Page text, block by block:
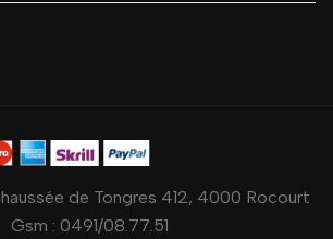
de Tongres 412, 4000 Rocourt
Gsm : 0491/08.77.51